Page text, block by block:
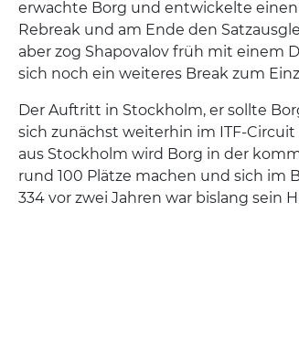
erwachte Borg und entwickelte
Rebreak und am Ende den
aber zog Shapovalov früh mit einem
sich noch ein weiteres Break zum
Der Auftritt in Stockholm, er sollte
sich zunächst weiterhin im ITF-
aus Stockholm wird Borg in der
rund 100 Plätze machen und sich im
334 vor zwei Jahren war bislang sein